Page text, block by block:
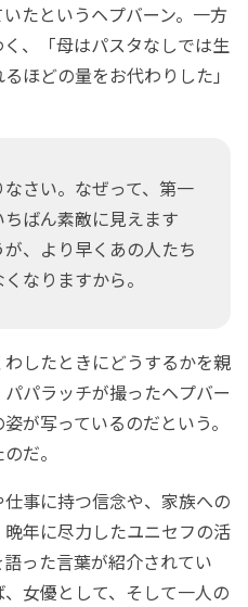
たというヘプバーン。一方
、「母はパスタなしでは生
ほどの量をお代わりした」
さい。なぜって、第一
ばん素敵に見えます
、より早くあの人たち
なりますから。
したときにどうするかを親
パラッチが撮ったヘプバー
が写っているのだという。
だ。
事に持つ信念や、家族への
年に尽力したユニセフの活
った言葉が紹介されてい
女優として、そして一人の